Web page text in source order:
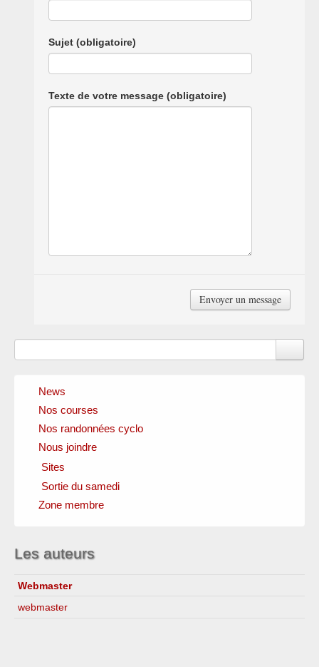
Sujet (obligatoire)
Texte de votre message (obligatoire)
News
Nos courses
Nos randonnées cyclo
Nous joindre
Sites
Clubs amis
Fédérations officielles
Sortie du samedi
Circuits
Zone membre
Les auteurs
Webmaster
webmaster